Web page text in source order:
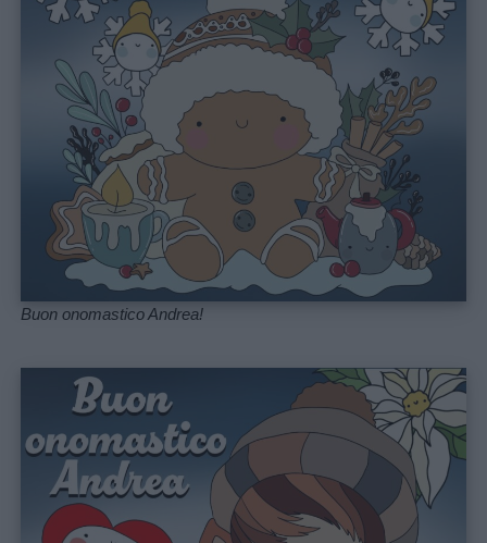
Menu
Schede
didattiche
da
colorare
Storie
per
bambini
Buon onomastico Andrea!